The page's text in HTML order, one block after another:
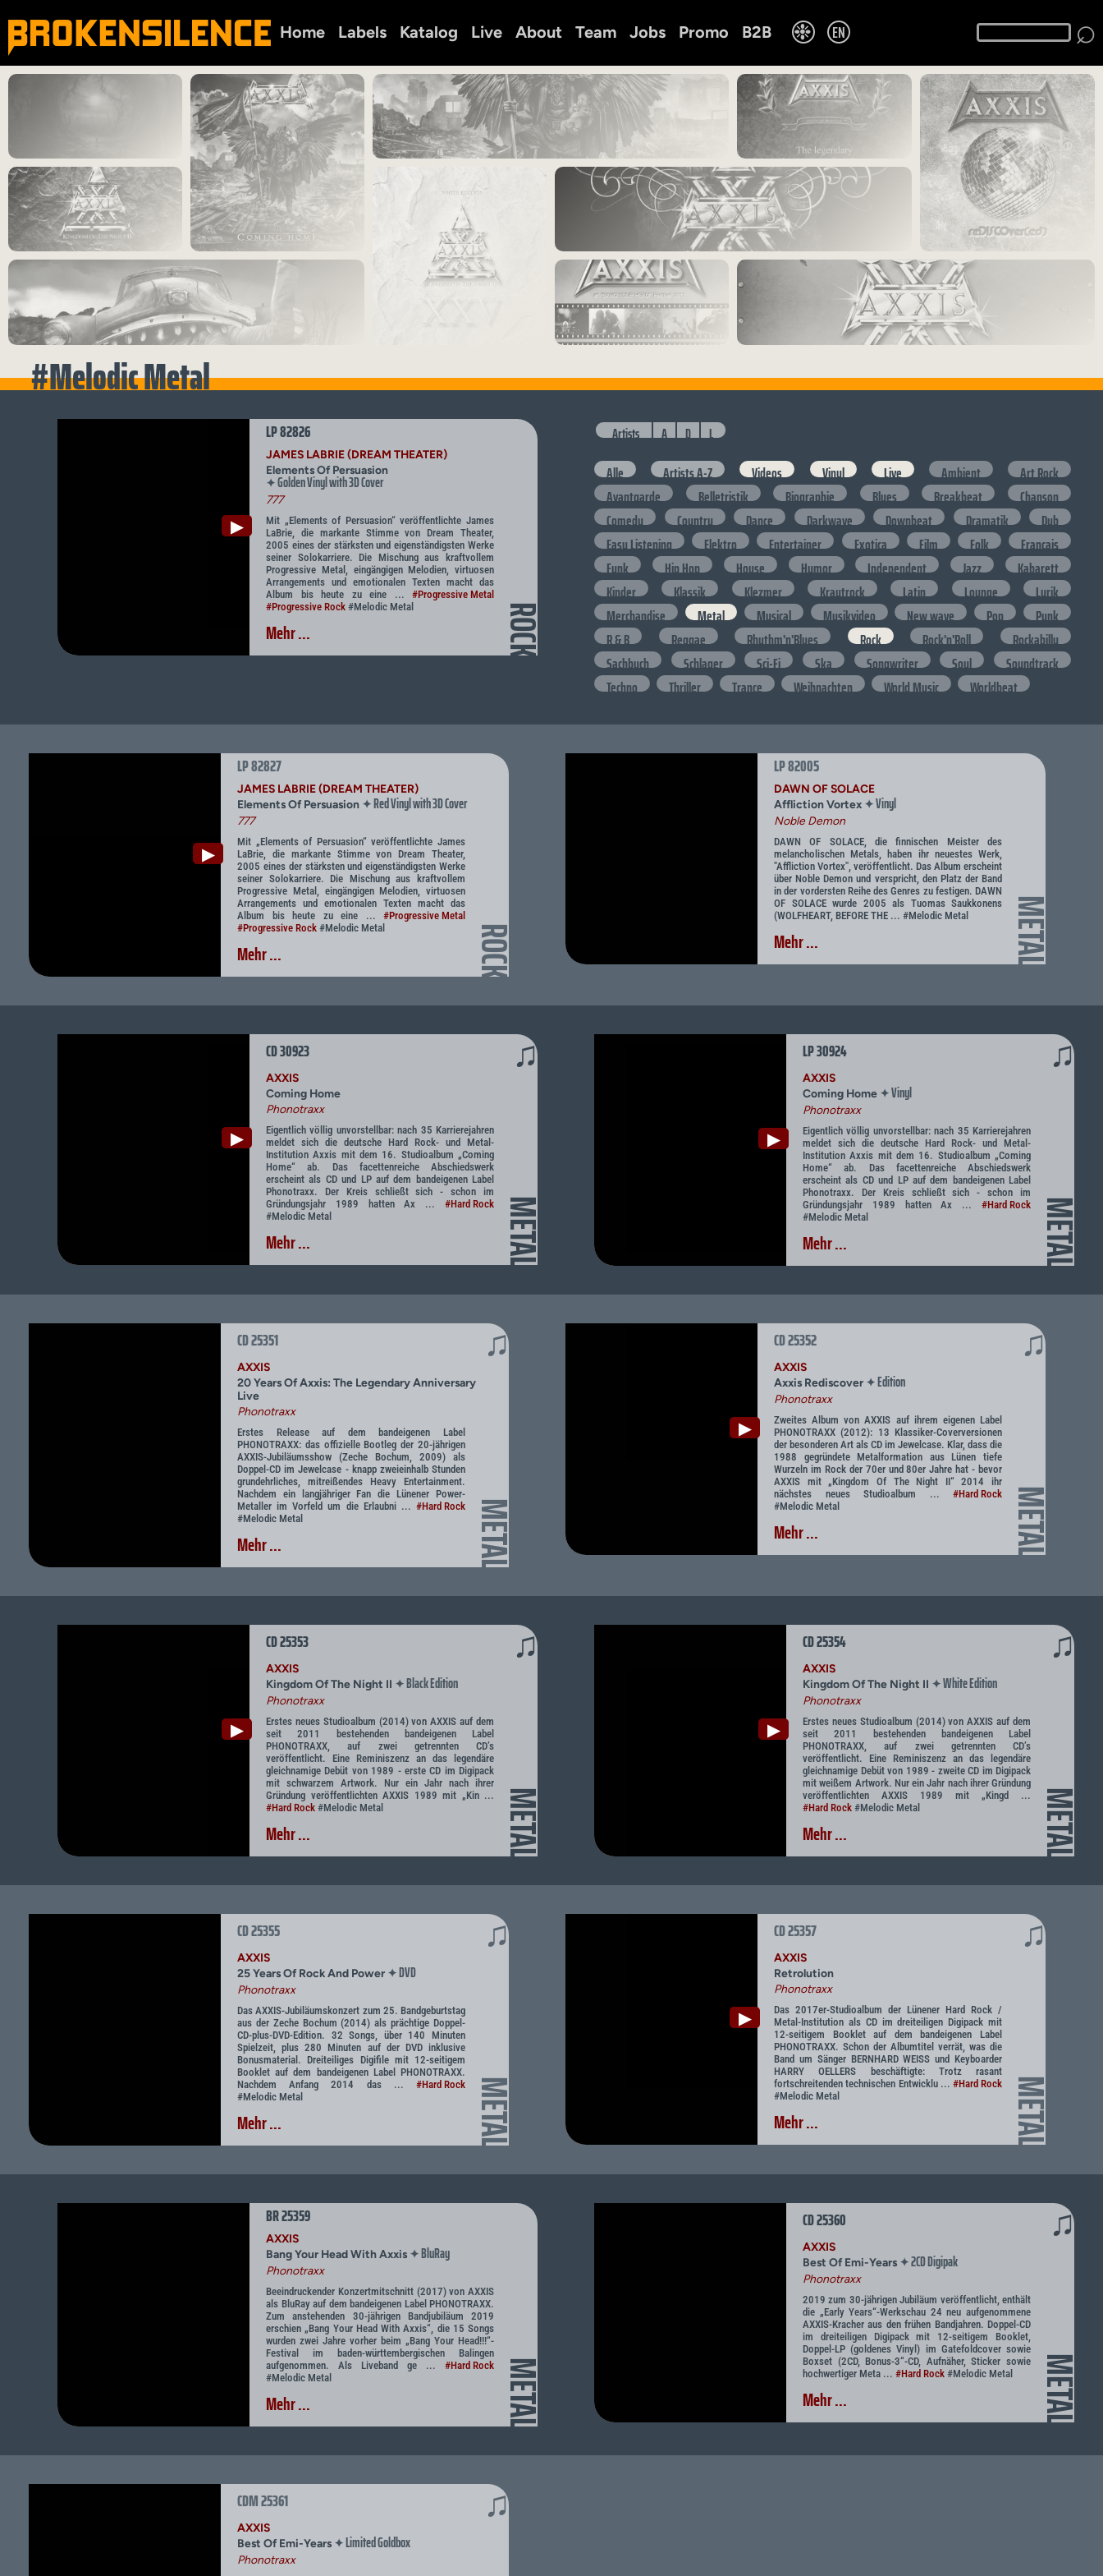
Home Labels Katalog Live About Team Jobs Promo B2B ❉ EN ⌕
#Melodic Metal
▶
LP 82826
ROCK
JAMES LABRIE (DREAM THEATER)
Elements Of Persuasion
✦Golden Vinyl with 3D Cover
777
Mit „Elements of Persuasion“ veröffentlichte James
LaBrie, die markante Stimme von Dream Theater,
2005 eines der stärksten und eigenständigsten Werke
seiner Solokarriere. Die Mischung aus kraftvollem
Progressive Metal, eingängigen Melodien, virtuosen
Arrangements und emotionalen Texten macht das
Album bis heute zu eine ... #Progressive Metal
#Progressive Rock #Melodic Metal
Mehr ...
Artists A D L
Alle Artists A-Z Videos Vinyl Live Ambient
Art Rock
Avantgarde
Belletristik Biographie Blues Breakbeat
Chanson
Comedy
Country Dance Darkwave Downbeat Dramatik
Dub
Easy Listening
Elektro Entertainer Exotica Film Folk
Francais
Funk
Hip Hop House Humor Independent Jazz
Kabarett
Kinder
Klassik Klezmer Krautrock Latin Lounge
Lyrik
Merchandise
Metal Musical Musikvideo New wave Pop
Punk
R & B
Reggae Rhythm'n'Blues Rock Rock'n'Roll
Rockabilly
Sachbuch
Schlager Sci-Fi Ska Songwriter Soul
Soundtrack
Techno
Thriller Trance Weihnachten World Music Worldbeat
▶
LP 82827
ROCK
JAMES LABRIE (DREAM THEATER)
Elements Of Persuasion ✦Red Vinyl with 3D Cover
777
Mit „Elements of Persuasion“ veröffentlichte James
LaBrie, die markante Stimme von Dream Theater,
2005 eines der stärksten und eigenständigsten Werke
seiner Solokarriere. Die Mischung aus kraftvollem
Progressive Metal, eingängigen Melodien, virtuosen
Arrangements und emotionalen Texten macht das
Album bis heute zu eine ... #Progressive Metal
#Progressive Rock #Melodic Metal
Mehr ...
LP 82005
METAL
DAWN OF SOLACE
Affliction Vortex ✦Vinyl
Noble Demon
DAWN OF SOLACE, die finnischen Meister des
melancholischen Metals, haben ihr neuestes Werk,
"Affliction Vortex", veröffentlicht. Das Album erscheint
über Noble Demon und verspricht, den Platz der Band
in der vordersten Reihe des Genres zu festigen. DAWN
OF SOLACE wurde 2005 als Tuomas Saukkonens
(WOLFHEART, BEFORE THE ... #Melodic Metal
Mehr ...
▶
CD 30923 ♫
METAL
AXXIS
Coming Home
Phonotraxx
Eigentlich völlig unvorstellbar: nach 35 Karrierejahren
meldet sich die deutsche Hard Rock- und Metal-
Institution Axxis mit dem 16. Studioalbum „Coming
Home“ ab. Das facettenreiche Abschiedswerk
erscheint als CD und LP auf dem bandeigenen Label
Phonotraxx. Der Kreis schließt sich - schon im
Gründungsjahr 1989 hatten Ax ... #Hard Rock
#Melodic Metal
Mehr ...
▶
LP 30924 ♫
METAL
AXXIS
Coming Home ✦Vinyl
Phonotraxx
Eigentlich völlig unvorstellbar: nach 35 Karrierejahren
meldet sich die deutsche Hard Rock- und Metal-
Institution Axxis mit dem 16. Studioalbum „Coming
Home“ ab. Das facettenreiche Abschiedswerk
erscheint als CD und LP auf dem bandeigenen Label
Phonotraxx. Der Kreis schließt sich - schon im
Gründungsjahr 1989 hatten Ax ... #Hard Rock
#Melodic Metal
Mehr ...
CD 25351 ♫
METAL
AXXIS
20 Years Of Axxis: The Legendary Anniversary
Live
Phonotraxx
Erstes Release auf dem bandeigenen Label
PHONOTRAXX: das offizielle Bootleg der 20-jährigen
AXXIS-Jubiläumsshow (Zeche Bochum, 2009) als
Doppel-CD im Jewelcase - knapp zweieinhalb Stunden
grundehrliches, mitreißendes Heavy Entertainment.
Nachdem ein langjähriger Fan die Lünener Power-
Metaller im Vorfeld um die Erlaubni ... #Hard Rock
#Melodic Metal
Mehr ...
▶
CD 25352 ♫
METAL
AXXIS
Axxis Rediscover ✦Edition
Phonotraxx
Zweites Album von AXXIS auf ihrem eigenen Label
PHONOTRAXX (2012): 13 Klassiker-Coverversionen
der besonderen Art als CD im Jewelcase. Klar, dass die
1988 gegründete Metalformation aus Lünen tiefe
Wurzeln im Rock der 70er und 80er Jahre hat - bevor
AXXIS mit „Kingdom Of The Night II“ 2014 ihr
nächstes neues Studioalbum ... #Hard Rock
#Melodic Metal
Mehr ...
▶
CD 25353 ♫
METAL
AXXIS
Kingdom Of The Night II ✦Black Edition
Phonotraxx
Erstes neues Studioalbum (2014) von AXXIS auf dem
seit 2011 bestehenden bandeigenen Label
PHONOTRAXX, auf zwei getrennten CD’s
veröffentlicht. Eine Reminiszenz an das legendäre
gleichnamige Debüt von 1989 - erste CD im Digipack
mit schwarzem Artwork. Nur ein Jahr nach ihrer
Gründung veröffentlichten AXXIS 1989 mit „Kin ...
#Hard Rock #Melodic Metal
Mehr ...
▶
CD 25354 ♫
METAL
AXXIS
Kingdom Of The Night II ✦White Edition
Phonotraxx
Erstes neues Studioalbum (2014) von AXXIS auf dem
seit 2011 bestehenden bandeigenen Label
PHONOTRAXX, auf zwei getrennten CD’s
veröffentlicht. Eine Reminiszenz an das legendäre
gleichnamige Debüt von 1989 - zweite CD im Digipack
mit weißem Artwork. Nur ein Jahr nach ihrer Gründung
veröffentlichten AXXIS 1989 mit „Kingd ...
#Hard Rock #Melodic Metal
Mehr ...
CD 25355 ♫
METAL
AXXIS
25 Years Of Rock And Power ✦DVD
Phonotraxx
Das AXXIS-Jubiläumskonzert zum 25. Bandgeburtstag
aus der Zeche Bochum (2014) als prächtige Doppel-
CD-plus-DVD-Edition. 32 Songs, über 140 Minuten
Spielzeit, plus 280 Minuten auf der DVD inklusive
Bonusmaterial. Dreiteiliges Digifile mit 12-seitigem
Booklet auf dem bandeigenen Label PHONOTRAXX.
Nachdem Anfang 2014 das ... #Hard Rock
#Melodic Metal
Mehr ...
▶
CD 25357 ♫
METAL
AXXIS
Retrolution
Phonotraxx
Das 2017er-Studioalbum der Lünener Hard Rock /
Metal-Institution als CD im dreiteiligen Digipack mit
12-seitigem Booklet auf dem bandeigenen Label
PHONOTRAXX. Schon der Albumtitel verrät, was die
Band um Sänger BERNHARD WEISS und Keyboarder
HARRY OELLERS beschäftigte: Trotz rasant
fortschreitenden technischen Entwicklu ... #Hard Rock
#Melodic Metal
Mehr ...
BR 25359
METAL
AXXIS
Bang Your Head With Axxis ✦BluRay
Phonotraxx
Beeindruckender Konzertmitschnitt (2017) von AXXIS
als BluRay auf dem bandeigenen Label PHONOTRAXX.
Zum anstehenden 30-jährigen Bandjubiläum 2019
erschien „Bang Your Head With Axxis“, die 15 Songs
wurden zwei Jahre vorher beim „Bang Your Head!!!“-
Festival im baden-württembergischen Balingen
aufgenommen. Als Liveband ge ... #Hard Rock
#Melodic Metal
Mehr ...
CD 25360 ♫
METAL
AXXIS
Best Of Emi-Years ✦2CD Digipak
Phonotraxx
2019 zum 30-jährigen Jubiläum veröffentlicht, enthält
die „Early Years“-Werkschau 24 neu aufgenommene
AXXIS-Kracher aus den frühen Bandjahren. Doppel-CD
im dreiteiligen Digipack mit 12-seitigem Booklet,
Doppel-LP (goldenes Vinyl) im Gatefoldcover sowie
Boxset (2CD, Bonus-3“-CD, Aufnäher, Sticker sowie
hochwertiger Meta ... #Hard Rock #Melodic Metal
Mehr ...
CDM 25361 ♫
AXXIS
Best Of Emi-Years ✦Limited Goldbox
Phonotraxx